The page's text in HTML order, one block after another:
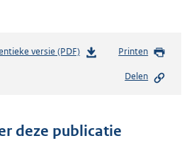
versie (PDF)b
n
Printen
Delen
deze publicatie